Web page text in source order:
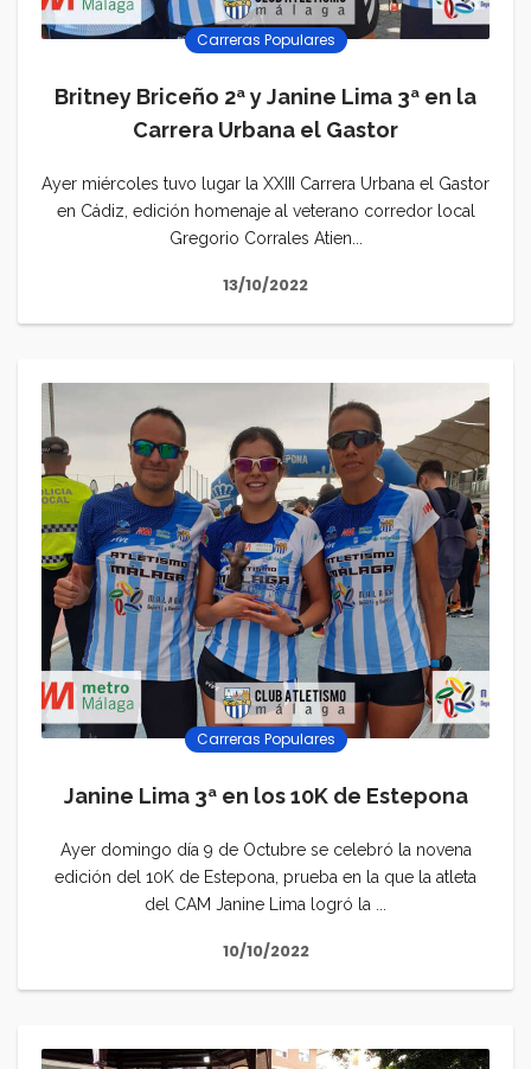
Carreras Populares
Britney Briceño 2ª y Janine Lima 3ª en la
Carrera Urbana el Gastor
Ayer miércoles tuvo lugar la XXIII Carrera Urbana el Gastor
en Cádiz, edición homenaje al veterano corredor local
Gregorio Corrales Atien...
13/10/2022
Carreras Populares
Janine Lima 3ª en los 10K de Estepona
Ayer domingo día 9 de Octubre se celebró la novena
edición del 10K de Estepona, prueba en la que la atleta
del CAM Janine Lima logró la ...
10/10/2022